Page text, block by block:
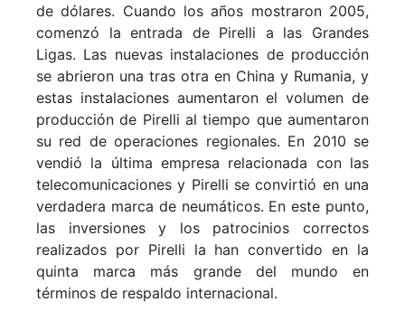
de dólares. Cuando los años mostraron 2005,
comenzó la entrada de Pirelli a las Grandes
Ligas. Las nuevas instalaciones de producción
se abrieron una tras otra en China y Rumania, y
estas instalaciones aumentaron el volumen de
producción de Pirelli al tiempo que aumentaron
su red de operaciones regionales. En 2010 se
vendió la última empresa relacionada con las
telecomunicaciones y Pirelli se convirtió en una
verdadera marca de neumáticos. En este punto,
las inversiones y los patrocinios correctos
realizados por Pirelli la han convertido en la
quinta marca más grande del mundo en
términos de respaldo internacional.